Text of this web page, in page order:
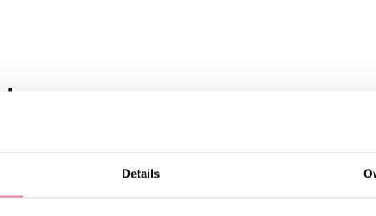
Details